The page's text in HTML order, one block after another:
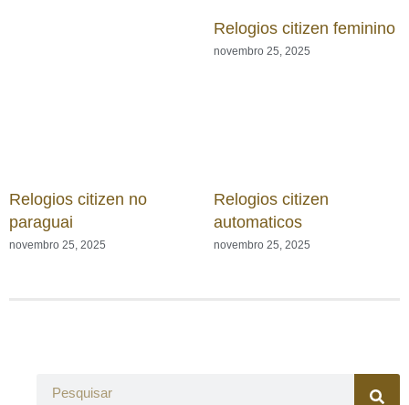
Relogios citizen feminino
novembro 25, 2025
Relogios citizen no
paraguai
novembro 25, 2025
Relogios citizen
automaticos
novembro 25, 2025